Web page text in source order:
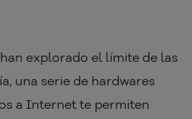
explorado el límite de las
una serie de hardwares
a Internet te permiten